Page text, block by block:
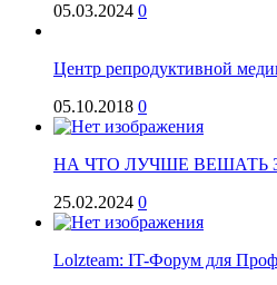
05.03.2024 0
Центр репродуктивной
05.10.2018 0
НА ЧТО ЛУЧШЕ ВЕШАТЬ
25.02.2024 0
Lolzteam: IT-Форум для